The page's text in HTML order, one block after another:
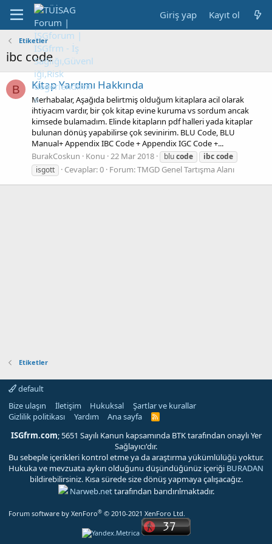
Giriş yap Kayıt ol
Etiketler
ibc code
B Kitap Yardımı Hakkında
Merhabalar, Aşağıda belirtmiş olduğum kitaplara acil olarak
ihtiyacım vardır, bir çok kitap evine kuruma vs sordum ancak
kimsede bulamadım. Elinde kitapların pdf halleri yada kitaplar
bulunan dönüş yapabilirse çok sevinirim. BLU Code, BLU
Manual+ Appendix IBC Code + Appendix IGC Code +...
BurakCoskun
Konu 22 Mar 2018 blucode ibccode
isgott
Cevaplar: 0 Forum:TMGD Genel Tartışma Alanı
Etiketler
default
Bize ulaşın
İletişim Hukuksal
Şartlar ve kurallar
Gizlilik politikası
Yardım Ana sayfa
R
S
ISGfrm.com; 5651 Sayılı Kanun kapsamında BTK tarafından onaylı Yer
Sağlayıcı'dır.
Bu sebeple içerikleri kontrol etme ya da araştırma yükümlülüğü yoktur.
Hukuka ve mevzuata aykırı olduğunu düşündüğünüz içeriği BURADAN
bildirebilirsiniz. Kısa sürede size dönüş yapmaya çalışacağız.
Narweb.nettarafından barıdırılmaktadır.
Forum software by XenForo® © 2010-2021 XenForo Ltd.